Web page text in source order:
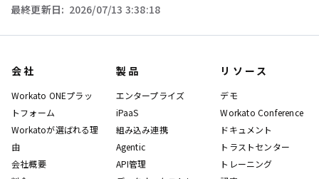
最終更新日: 2026/07/13 3:38:18
会社
Workato ONEプラッ
トフォーム
Workatoが選ばれる理
由
会社概要
製品
エンタープライズ
iPaaS
組み込み連携
Agentic
API管理
リソース
デモ
Workato Conference
ドキュメント
トラストセンター
トレーニング